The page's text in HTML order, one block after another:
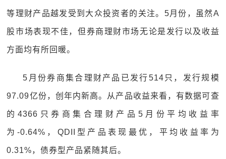
等理财产品越发受到大众投资者的关注。5月份，虽然A
股市场表现不佳，但券商理财市场无论是发行以及收益
方面均有所回暖。
5月份券商集合理财产品已发行514只，发行规模
97.09亿份，创年内新高。从产品收益来看，有数据可查
的4366只券商集合理财产品5月份平均收益率
为-0.64%，QDII型产品表现最优，平均收益率为
0.31%，债券型产品紧随其后。